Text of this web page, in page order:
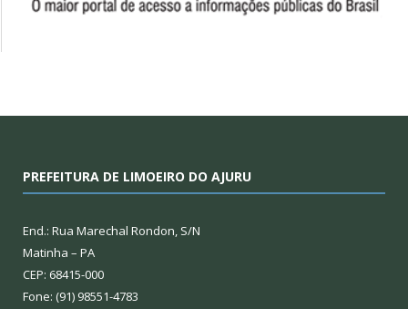
PREFEITURA DE LIMOEIRO DO AJURU
End.: Rua Marechal Rondon, S/N
Matinha – PA
CEP: 68415-000
Fone: (91) 98551-4783